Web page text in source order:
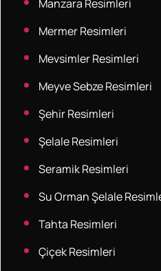
Manzara Resimleri
Mermer Resimleri
Mevsimler Resimleri
Meyve Sebze Resimleri
Şehir Resimleri
Şelale Resimleri
Seramik Resimleri
Su Orman Şelale
Tahta Resimleri
Çiçek Resimleri